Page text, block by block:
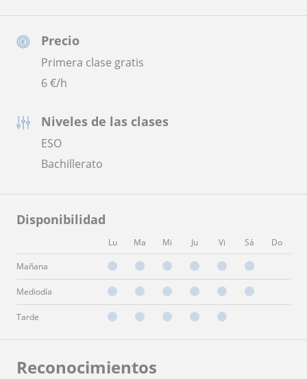
Precio
Primera clase gratis
6€/h
Niveles de las clases
ESO
Bachillerato
Disponibilidad
Lu Ma Mi Ju Vi Sá Do
Mañana
Mediodía
Tarde
Reconocimientos